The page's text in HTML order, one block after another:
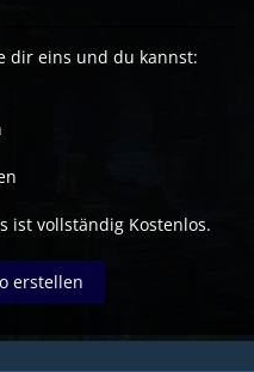
dir eins und du kannst:
ist vollständig Kostenlos.
erstellen